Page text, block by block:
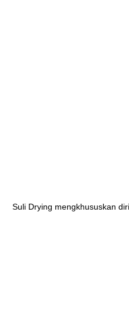
Suli Drying mengkhususkan